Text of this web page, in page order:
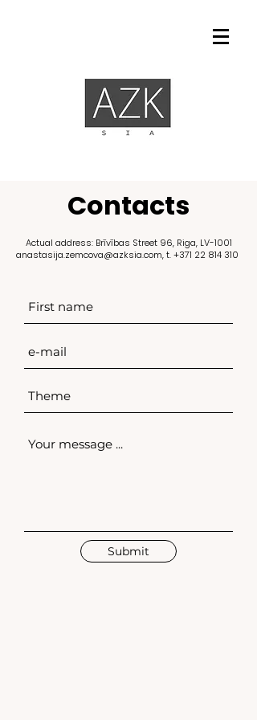
Contacts
Actual address: Brīvības Street 96, Riga, LV-1001
anastasija.zemcova@azksia.com, t.+371 22 814 310
Submit